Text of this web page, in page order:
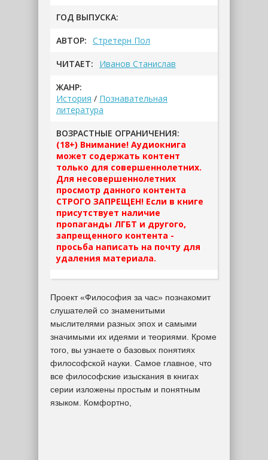
ГОД ВЫПУСКА:
АВТОР: Стретерн Пол
ЧИТАЕТ: Иванов Станислав
ЖАНР:
История / Познавательная
литература
ВОЗРАСТНЫЕ ОГРАНИЧЕНИЯ:
(18+) Внимание! Аудиокнига
может содержать контент
только для совершеннолетних.
Для несовершеннолетних
просмотр данного контента
СТРОГО ЗАПРЕЩЕН! Если в книге
присутствует наличие
пропаганды ЛГБТ и другого,
запрещенного контента -
просьба написать на почту для
удаления материала.
Проект «Философия за час» познакомит
слушателей со знаменитыми
мыслителями разных эпох и самыми
значимыми их идеями и теориями. Кроме
того, вы узнаете о базовых понятиях
философской науки. Самое главное, что
все философские изыскания в книгах
серии изложены простым и понятным
языком. Комфортно,